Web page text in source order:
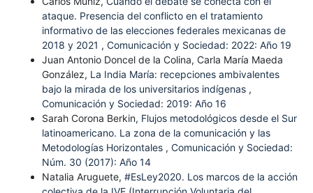
ataque. Presencia del conflicto en el tratamiento
informativo de las elecciones federales mexicanas de
2018 y 2021 , Comunicación y Sociedad: 2022: Año 19
Juan Antonio Doncel de la Colina, Carla María Maeda
González, La India María: recepciones ambivalentes
bajo la mirada de los universitarios indígenas ,
Comunicación y Sociedad: 2019: Año 16
Sarah Corona Berkin, Flujos metodológicos desde el Sur
latinoamericano. La zona de la comunicación y las
Metodologías Horizontales , Comunicación y Sociedad:
Núm. 30 (2017): Año 14
Natalia Aruguete, #EsLey2020. Los marcos de la acción